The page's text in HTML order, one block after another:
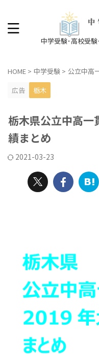
中学受験･高校受
HOME > 中学受験 > 公立中高
広告
栃木
栃木県公立中高一
績まとめ
2021-03-23